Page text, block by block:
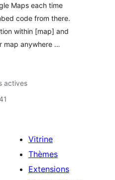
Maps each time
code from there.
within [map] and
map anywhere …
actives
Vitrine
Thèmes
Extensions